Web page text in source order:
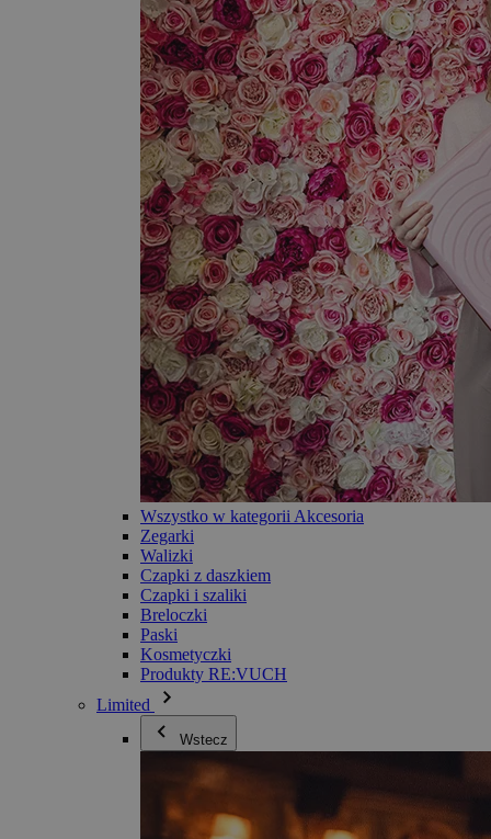
Wszystko w kategorii Akcesoria
Zegarki
Walizki
Czapki z daszkiem
Czapki i szaliki
Breloczki
Paski
Kosmetyczki
Produkty RE:VUCH
Limited
Wstecz